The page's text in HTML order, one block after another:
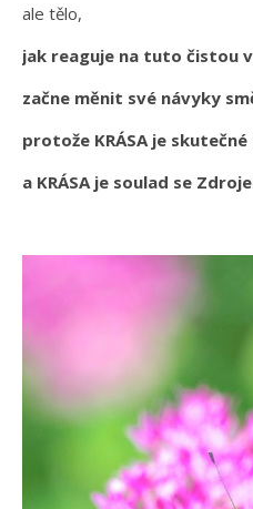
ale tělo,
jak reaguje na tuto čistou
začne měnit své návyky
protože KRÁSA je
a KRÁSA je soulad se